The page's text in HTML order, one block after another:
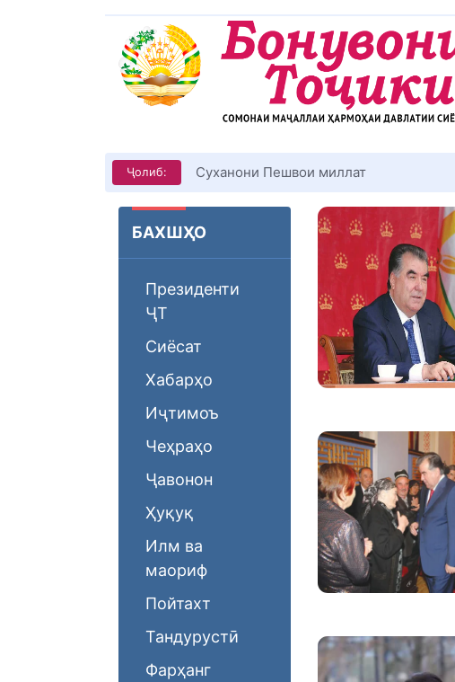
Ҷолиб: Суханони Пешвои миллат
БАХШҲО
Президенти
ҶТ
Сиёсат
Хабарҳо
Иҷтимоъ
Чеҳраҳо
Ҷавонон
Ҳуқуқ
Илм ва
маориф
Пойтахт
Тандурустӣ
Фарҳанг